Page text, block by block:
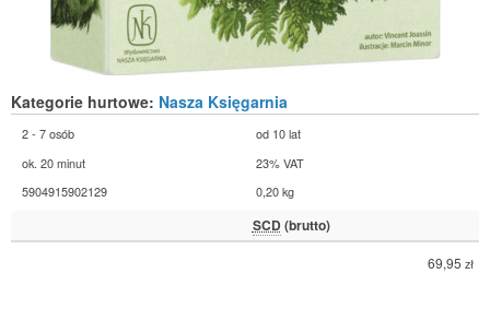
Kategorie hurtowe: Nasza Księgarnia
2 - 7 osób
od 10 lat
ok. 20 minut
23% VAT
5904915902129
0,20 kg
SCD (brutto)
69,95 zł